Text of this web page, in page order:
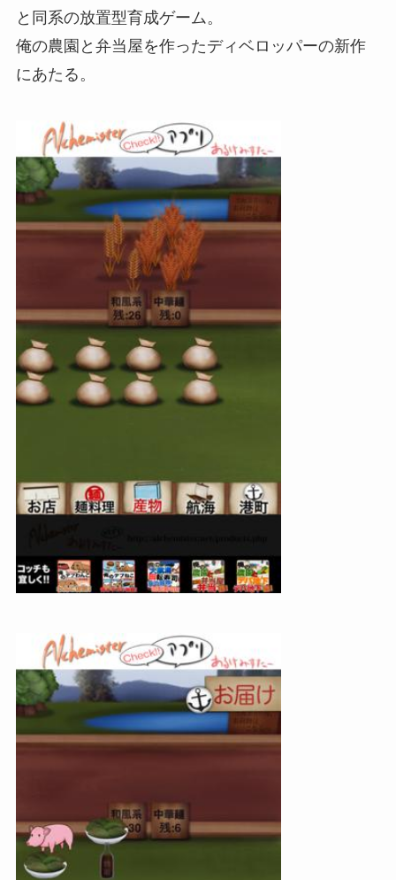
と同系の放置型育成ゲーム。
俺の農園と弁当屋を作ったディベロッパーの新作
にあたる。